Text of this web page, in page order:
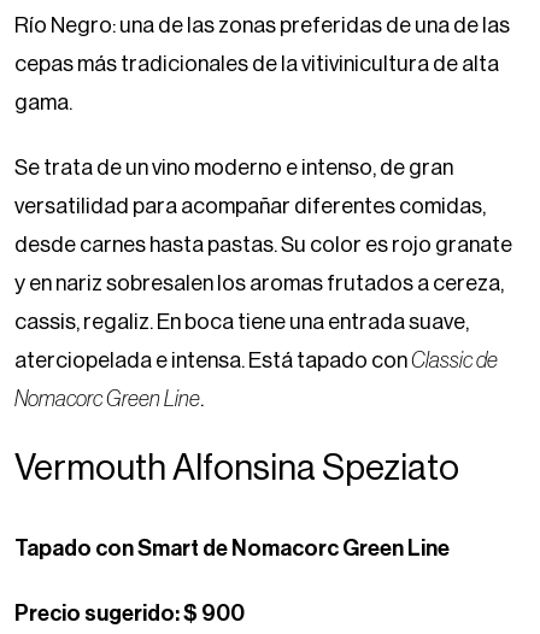
Río Negro: una de las zonas preferidas de una de las
cepas más tradicionales de la vitivinicultura de alta
gama.
Se trata de un vino moderno e intenso, de gran
versatilidad para acompañar diferentes comidas,
desde carnes hasta pastas. Su color es rojo granate
y en nariz sobresalen los aromas frutados a cereza,
cassis, regaliz. En boca tiene una entrada suave,
aterciopelada e intensa. Está tapado conClassic de
Nomacorc Green Line.
Vermouth Alfonsina Speziato
Tapado con Smart de Nomacorc Green Line
Precio sugerido: $ 900